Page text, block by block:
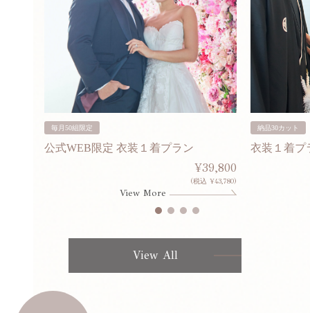
毎月50組限定
公式WEB限定 衣装１着プラン
¥39,800
(税込 ¥43,780)
View More
納品30カット
衣装１着プ
View All